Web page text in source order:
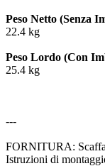
Peso Netto (Senza
22.4 kg
Peso Lordo (Con
25.4 kg
---
FORNITURA:
Istruzioni di